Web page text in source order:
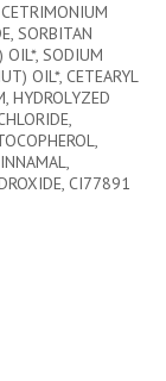
SORBITAN
OIL*, SODIUM
OIL*, CETEARYL
HYDROLYZED
CI77891